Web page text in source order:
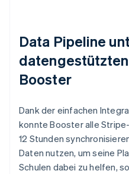
Data Pipeline
Booster
Dank der einfachen
konnte Booster alle
12 Stunden
Daten nutzen, um seine
Schulen dabei zu helfen,